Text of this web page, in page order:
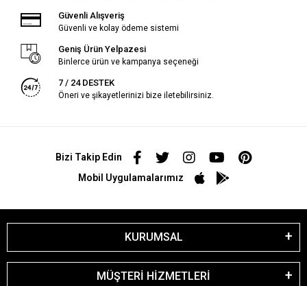
Güvenli Alışveriş
Güvenli ve kolay ödeme sistemi
Geniş Ürün Yelpazesi
Binlerce ürün ve kampanya seçeneği
7 / 24 DESTEK
Öneri ve şikayetlerinizi bize iletebilirsiniz.
Bizi Takip Edin
Mobil Uygulamalarımız
KURUMSAL
MÜŞTERİ HİZMETLERİ